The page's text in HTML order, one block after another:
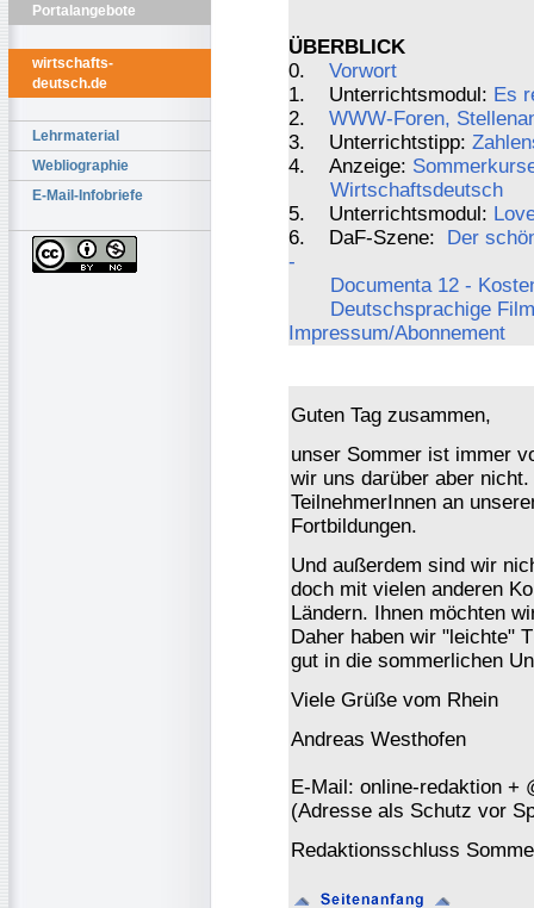
Portalangebote
wirtschafts-
deutsch.de
Lehrmaterial
Webliographie
E-Mail-Infobriefe
ÜBERBLICK
0. Vorwort
1. Unterrichtsmodul: Es
2. WWW-Foren,
3. Unterrichtstipp:
4. Anzeige:
Wirtschaftsdeutsch
5. Unterrichtsmodul:
6. DaF-Szene: Der
-
Documenta 12 -
Deutschsprachige
Impressum/Abonnement
Guten Tag zusammen,
unser Sommer ist immer
wir uns darüber aber
TeilnehmerInnen an
Fortbildungen.
Und außerdem sind wir
doch mit vielen anderen
Ländern. Ihnen möchten
Daher haben wir "leichte"
gut in die sommerlichen
Viele Grüße vom Rhein
Andreas Westhofen
E-Mail: online-redaktion +
(Adresse als Schutz vor
Redaktionsschluss